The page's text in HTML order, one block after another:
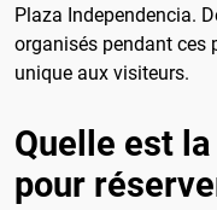
Plaza Independencia.
organisés pendant ces
unique aux visiteurs.
Quelle est
pour